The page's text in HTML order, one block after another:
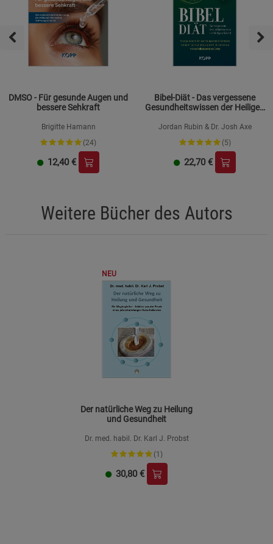
DMSO - Für gesunde Augen und
bessere Sehkraft
Brigitte Hamann
(24)
12,40 €
Bibel-Diät - Das vergessene
Gesundheitswissen der Heiligen
Jordan Rubin & Dr. Josh Axe
(5)
22,70 €
Weitere Bücher des Autors
NEU
Der natürliche Weg zu Heilung
und Gesundheit
Dr. med. habil. Dr. Karl J. Probst
(1)
30,80 €